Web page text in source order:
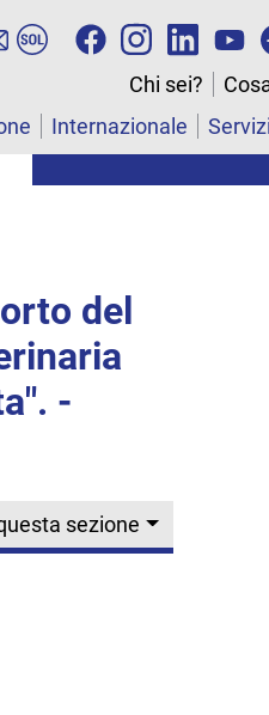
Chi sei?
Internazionale Servizi
del
-
sezione